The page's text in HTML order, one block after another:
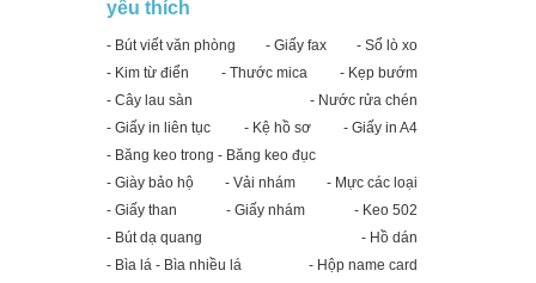
yêu thích
- Bút viết văn phòng - Giấy fax
- Sổ lò xo
- Kim từ điển
- Thước mica
- Kẹp bướm
- Cây lau sàn
- Nước rửa chén
- Giấy in liên tục
- Kệ hồ sơ
- Giấy in A4
- Băng keo trong - Băng keo đục
- Giày bảo hộ
- Vải nhám
- Mực các loại
- Giấy than
- Giấy nhám
- Keo 502
- Bút dạ quang
- Hồ dán
- Bìa lá - Bìa nhiều lá
- Hộp name card